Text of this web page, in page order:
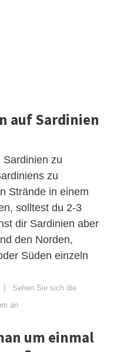
auf Sardinien
zu
zu
Strände in einem
solltest du 2-3
dir Sardinien aber
den Norden,
Süden einzeln
Sehen Sie sich die
an
um einmal